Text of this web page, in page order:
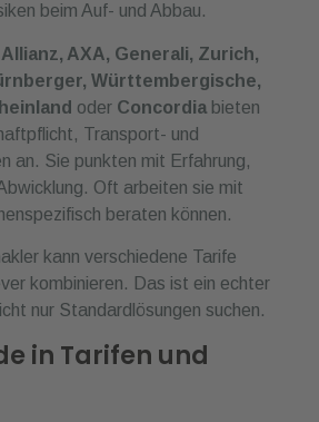
beim Auf- und Abbau.
Allianz, AXA, Generali, Zurich,
Württembergische,
oder Concordia bieten
Transport- und
an. Sie punkten mit Erfahrung,
Oft arbeiten sie mit
beraten können.
kann verschiedene Tarife
kombinieren. Das ist ein echter
nur Standardlösungen suchen.
in Tarifen und